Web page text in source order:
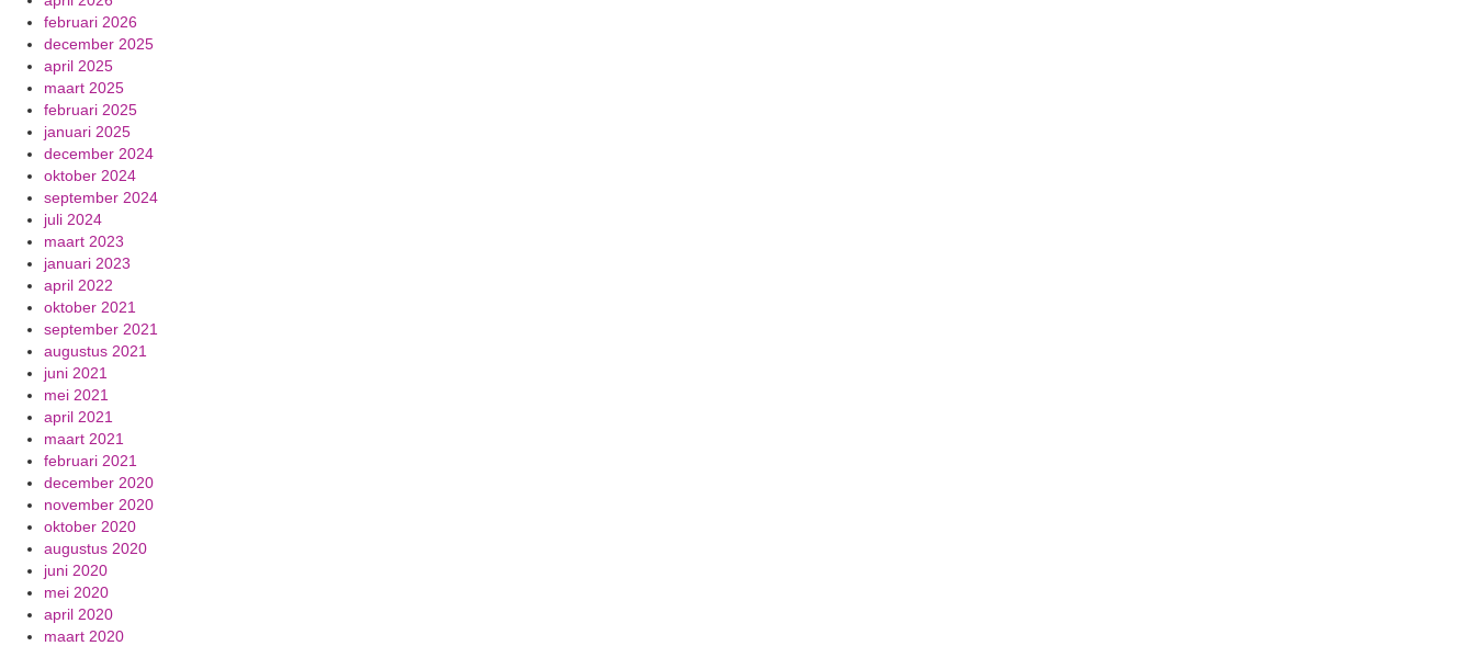
februari 2026
december 2025
april 2025
maart 2025
februari 2025
januari 2025
december 2024
oktober 2024
september 2024
juli 2024
maart 2023
januari 2023
april 2022
oktober 2021
september 2021
augustus 2021
juni 2021
mei 2021
april 2021
maart 2021
februari 2021
december 2020
november 2020
oktober 2020
augustus 2020
juni 2020
mei 2020
april 2020
maart 2020